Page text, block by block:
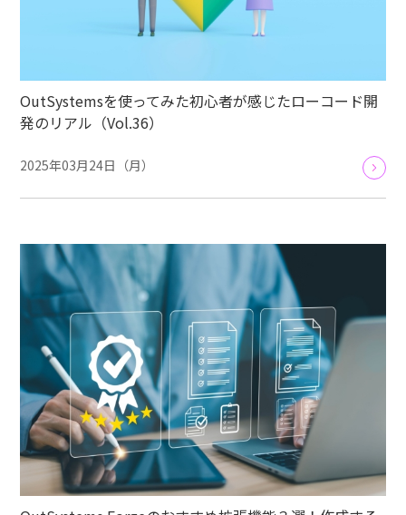
OutSystemsを使ってみた初心者が感じたローコード開
発のリアル（Vol.36）
2025年03月24日（月）